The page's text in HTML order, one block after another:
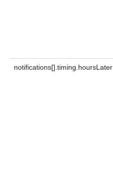
notifications[].timing.hoursLater